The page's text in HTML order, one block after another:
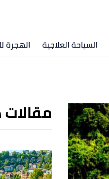
السياحة العلاجية الهجرة